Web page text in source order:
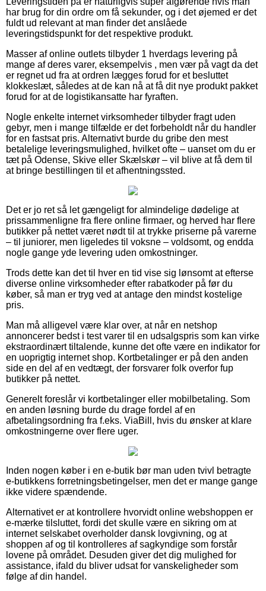
har brug for din ordre om få sekunder, og i det øjemed er det
fuldt ud relevant at man finder det anslåede
leveringstidspunkt for det respektive produkt.
Masser af online outlets tilbyder 1 hverdags levering på
mange af deres varer, eksempelvis , men vær på vagt da det
er regnet ud fra at ordren lægges forud for et besluttet
klokkeslæt, således at de kan nå at få dit nye produkt pakket
forud for at de logistikansatte har fyraften.
Nogle enkelte internet virksomheder tilbyder fragt uden
gebyr, men i mange tilfælde er det forbeholdt når du handler
for en fastsat pris. Alternativt burde du gribe den mest
betalelige leveringsmulighed, hvilket ofte – uanset om du er
tæt på Odense, Skive eller Skælskør – vil blive at få dem til
at bringe bestillingen til et afhentningssted.
Det er jo ret så let gængeligt for almindelige dødelige at
prissammenligne fra flere online firmaer, og herved har flere
butikker på nettet været nødt til at trykke priserne på varerne
– til juniorer, men ligeledes til voksne – voldsomt, og endda
nogle gange yde levering uden omkostninger.
Trods dette kan det til hver en tid vise sig lønsomt at efterse
diverse online virksomheder efter rabatkoder på før du
køber, så man er tryg ved at antage den mindst kostelige
pris.
Man må alligevel være klar over, at når en netshop
annoncerer bedst i test varer til en udsalgspris som kan virke
ekstraordinært tiltalende, kunne det ofte være en indikator for
en uoprigtig internet shop. Kortbetalinger er på den anden
side en del af en vedtægt, der forsvarer folk overfor fup
butikker på nettet.
Generelt foreslår vi kortbetalinger eller mobilbetaling. Som
en anden løsning burde du drage fordel af en
afbetalingsordning fra f.eks. ViaBill, hvis du ønsker at klare
omkostningerne over flere uger.
Inden nogen køber i en e-butik bør man uden tvivl betragte
e-butikkens forretningsbetingelser, men det er mange gange
ikke videre spændende.
Alternativet er at kontrollere hvorvidt online webshoppen er
e-mærke tilsluttet, fordi det skulle være en sikring om at
internet selskabet overholder dansk lovgivning, og at
shoppen af og til kontrolleres af sagkyndige som forstår
lovene på området. Desuden giver det dig mulighed for
assistance, ifald du bliver udsat for vanskeligheder som
følge af din handel.